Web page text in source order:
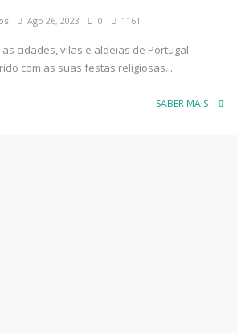
Ago 26, 2023 0 1161
cidades, vilas e aldeias de Portugal
com as suas festas religiosas...
SABER MAIS